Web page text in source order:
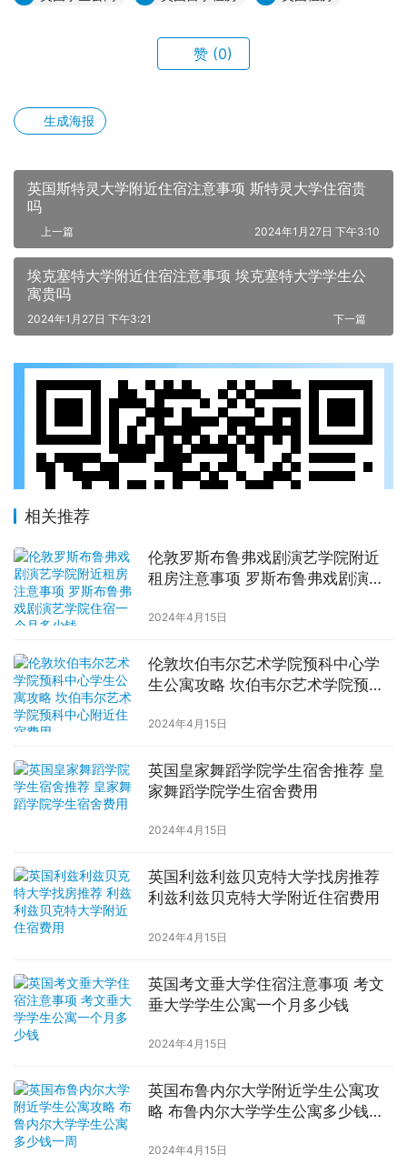
赞 (0)
生成海报
英国斯特灵大学附近住宿注意事项 斯特灵大学住宿贵
吗
上一篇 2024年1月27日 下午3:10
埃克塞特大学附近住宿注意事项 埃克塞特大学学生公
寓贵吗
下一篇
2024年1月27日 下午3:21
相关推荐
伦敦罗斯布鲁弗戏剧演艺学院附近
租房注意事项 罗斯布鲁弗戏剧演艺
2024年4月15日
伦敦坎伯韦尔艺术学院预科中心学
生公寓攻略 坎伯韦尔艺术学院预科
2024年4月15日
英国皇家舞蹈学院学生宿舍推荐 皇
家舞蹈学院学生宿舍费用
2024年4月15日
英国利兹利兹贝克特大学找房推荐
利兹利兹贝克特大学附近住宿费用
2024年4月15日
英国考文垂大学住宿注意事项 考文
垂大学学生公寓一个月多少钱
2024年4月15日
英国布鲁内尔大学附近学生公寓攻
略 布鲁内尔大学学生公寓多少钱一
2024年4月15日